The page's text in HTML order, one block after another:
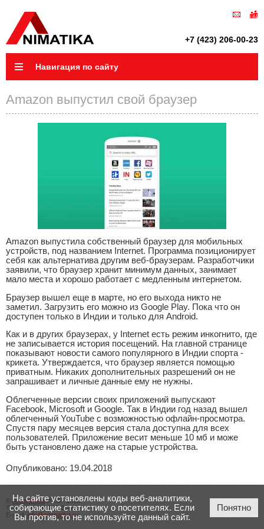
+7 (423) 206-00-23
Навигация по сайту
Amazon выпустил свой браузер
Amazon выпустила собственный браузер для мобильных
устройств, под названием Internet. Программа позиционирует
себя как альтернатива другим веб-браузерам. Разработчики
заявили, что браузер хранит минимум данных, занимает
мало места и хорошо работает с медленным интернетом.
Браузер вышел еще в марте, но его выхода никто не
заметил. Загрузить его можно из Google Play. Пока что он
доступен только в Индии и только для Android.
Как и в других браузерах, у Internet есть режим инкогнито, где
не записывается история посещений. На главной странице
показывают новости самого популярного в Индии спорта -
крикета. Утверждается, что браузер является помощью
приватным. Никаких дополнительных разрешений он не
запрашивает и личные данные ему не нужны.
Облегченные версии своих приложений выпускают
Facebook, Microsoft и Google. Так в Индии год назад вышел
облегченный YouTube с возможностью офлайн-просмотра.
Спустя пару месяцев версия стала доступна для всех
пользователей. Приложение весит меньше 10 мб и може
быть установлено даже на старые устройства.
Опубликовано: 19.04.2018
Аниматика2005 - 2026
Тел.:+7 (423) 206-00-23
E-mail: info@animatika.ru
На сайте установлены коды веб-аналитики,
собирающие статистику о посетителях. Если
Вы против, то не используйте данный сайт.
Понятно